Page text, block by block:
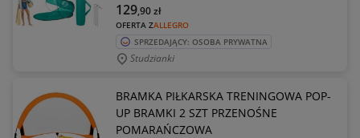
OFERTA ZALLEGRO
129,90zł
SPRZEDAJĄCY: OSOBA PRYWATNA
Studzianki
BRAMKA PIŁKARSKA TRENINGOWA POP-
UP BRAMKI 2 SZT PRZENOŚNE
POMARAŃCZOWA